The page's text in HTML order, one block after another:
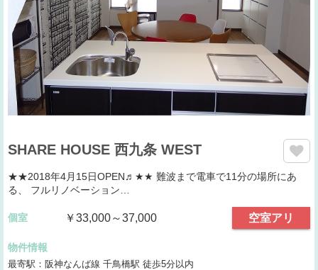
SHARE HOUSE 西九条 WEST
★★2018年4月15日OPEN♬★★ 難波まで電車で11分の場所にあ
る、 フルリノベーション…
個室 ￥33,000～37,000 空室アリ
物件情報
最寄駅：阪神なんば線 千鳥橋駅 徒歩5分以内